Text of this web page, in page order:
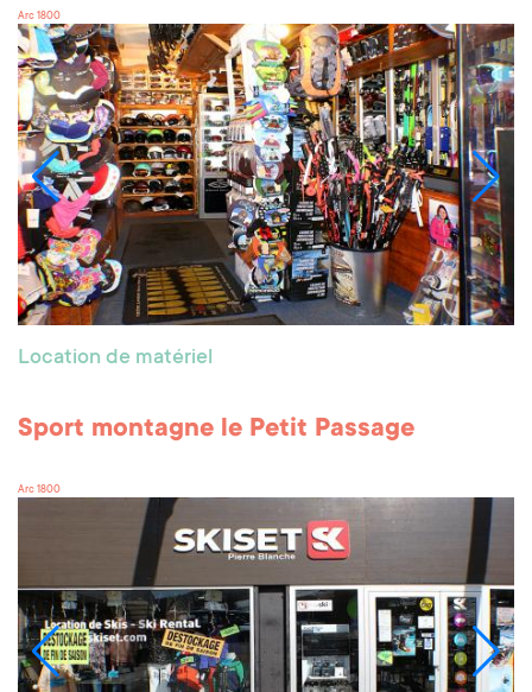
Arc 1800
Location de matériel
Sport montagne le Petit Passage
Arc 1800